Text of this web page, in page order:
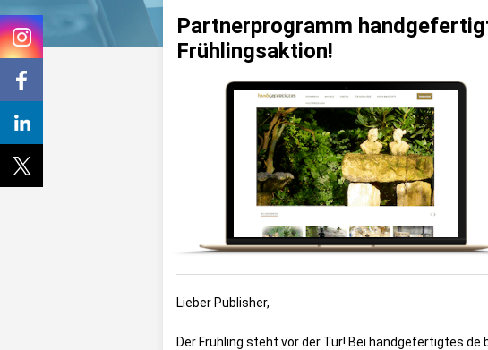
Partnerprogramm
Frühlingsaktion!
Lieber Publisher,
Der Frühling steht vor der Tür! Bei